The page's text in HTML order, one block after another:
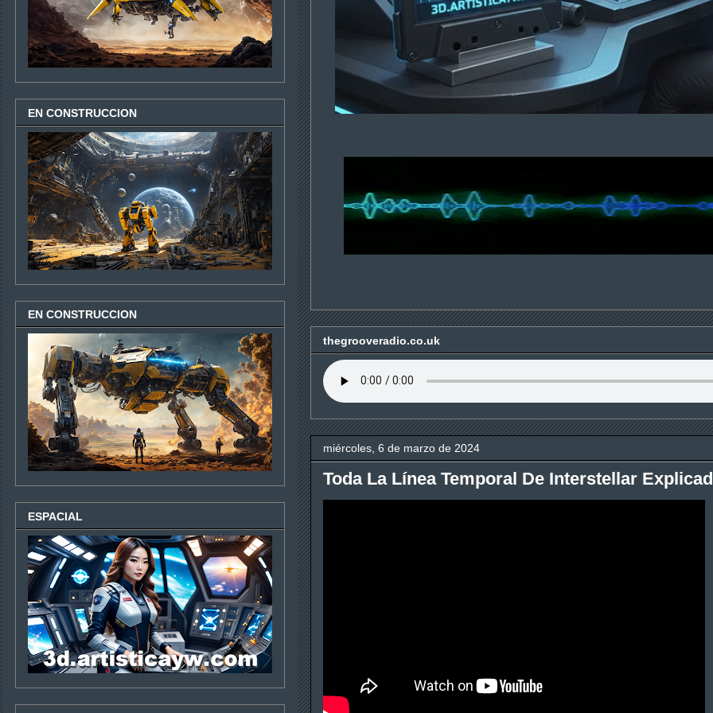
thegrooveradio.co.uk
miércoles, 6 de marzo de 2024
Toda La Línea Temporal De Interstellar
EN CONSTRUCCION
EN CONSTRUCCION
ESPACIAL